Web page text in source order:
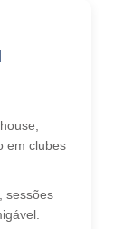
em clubes
sessões